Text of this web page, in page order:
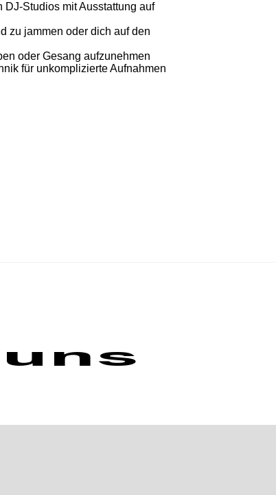
Studios mit Ausstattung auf
zu jammen oder dich auf den
oder Gesang aufzunehmen
für unkomplizierte Aufnahmen